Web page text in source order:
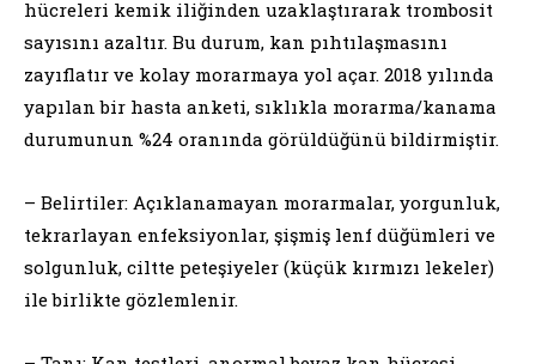
hücreleri kemik iliğinden uzaklaştırarak trombosit
sayısını azaltır. Bu durum, kan pıhtılaşmasını
zayıflatır ve kolay morarmaya yol açar. 2018 yılında
yapılan bir hasta anketi, sıklıkla morarma/kanama
durumunun %24 oranında görüldüğünü bildirmiştir.
– Belirtiler: Açıklanamayan morarmalar, yorgunluk,
tekrarlayan enfeksiyonlar, şişmiş lenf düğümleri ve
solgunluk, ciltte peteşiyeler (küçük kırmızı lekeler)
ile birlikte gözlemlenir.